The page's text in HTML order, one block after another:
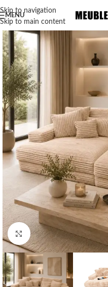
Skip to navigation
Skip to main content
MENU
Click to enlarge